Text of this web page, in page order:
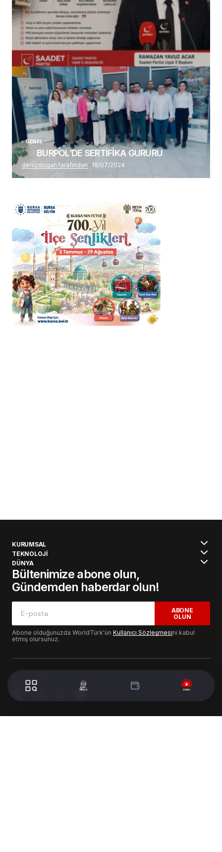
(başlıksız)
Alaattin Karahan tarafından 14/07/2026
GENEL
BURPOL’DE SERTİFİKA GURURU
denizdogan tarafından 19/07/2024
KURUMSAL
TEKNOLOJİ
DÜNYA
Bültenimize abone olun,
Gündemden haberdar olun!
ABONE
OLUN
Abone olduğunuzda WorldTürk'ün Kullanıcı Sözleşmesini kabul
etmiş olursunuz.
© 2024 WorldTurk. Tüm Hakları Saklıdır. - Tasarım & Geliştirme :
Volion's